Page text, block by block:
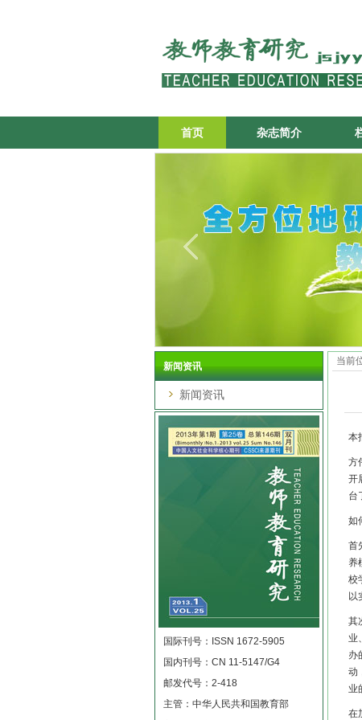
首页 杂志简介
新闻资讯
新闻资讯
国际刊号：ISSN 1672-5905
国内刊号：CN 11-5147/G4
邮发代号：2-418
主管：中华人民共和国教育部
当前
本
方
开
台
如
首
养
校
以
其
业
办
动
业
在